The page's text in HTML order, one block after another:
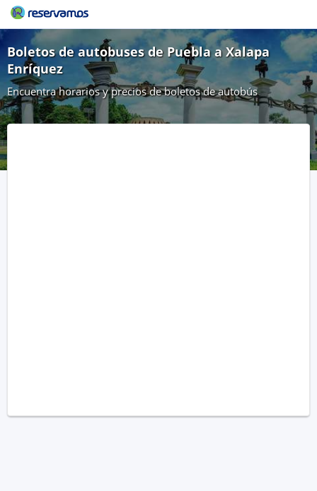
Boletos de autobuses de Puebla a Xalapa
Enríquez
Encuentra horarios y precios de boletos de autobús